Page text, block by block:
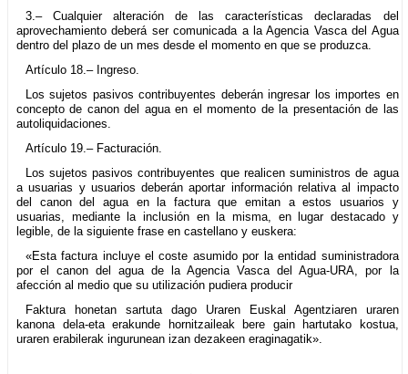
3.– Cualquier alteración de las características declaradas del
aprovechamiento deberá ser comunicada a la Agencia Vasca del Agua
dentro del plazo de un mes desde el momento en que se produzca.
Artículo 18.– Ingreso.
Los sujetos pasivos contribuyentes deberán ingresar los importes en
concepto de canon del agua en el momento de la presentación de las
autoliquidaciones.
Artículo 19.– Facturación.
Los sujetos pasivos contribuyentes que realicen suministros de agua
a usuarias y usuarios deberán aportar información relativa al impacto
del canon del agua en la factura que emitan a estos usuarios y
usuarias, mediante la inclusión en la misma, en lugar destacado y
legible, de la siguiente frase en castellano y euskera:
«Esta factura incluye el coste asumido por la entidad suministradora
por el canon del agua de la Agencia Vasca del Agua-URA, por la
afección al medio que su utilización pudiera producir
Faktura honetan sartuta dago Uraren Euskal Agentziaren uraren
kanona dela-eta erakunde hornitzaileak bere gain hartutako kostua,
uraren erabilerak ingurunean izan dezakeen eraginagatik».